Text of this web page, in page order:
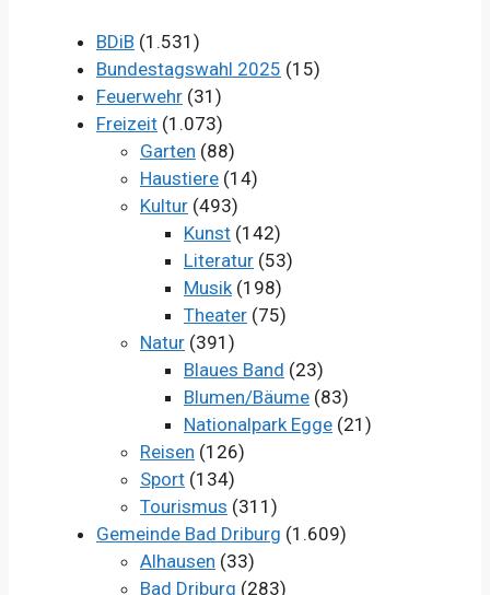
BDiB (1.531)
Bundestagswahl 2025 (15)
Feuerwehr (31)
Freizeit (1.073)
Garten (88)
Haustiere (14)
Kultur (493)
Kunst (142)
Literatur (53)
Musik (198)
Theater (75)
Natur (391)
Blaues Band (23)
Blumen/Bäume (83)
Nationalpark Egge (21)
Reisen (126)
Sport (134)
Tourismus (311)
Gemeinde Bad Driburg (1.609)
Alhausen (33)
Bad Driburg (283)